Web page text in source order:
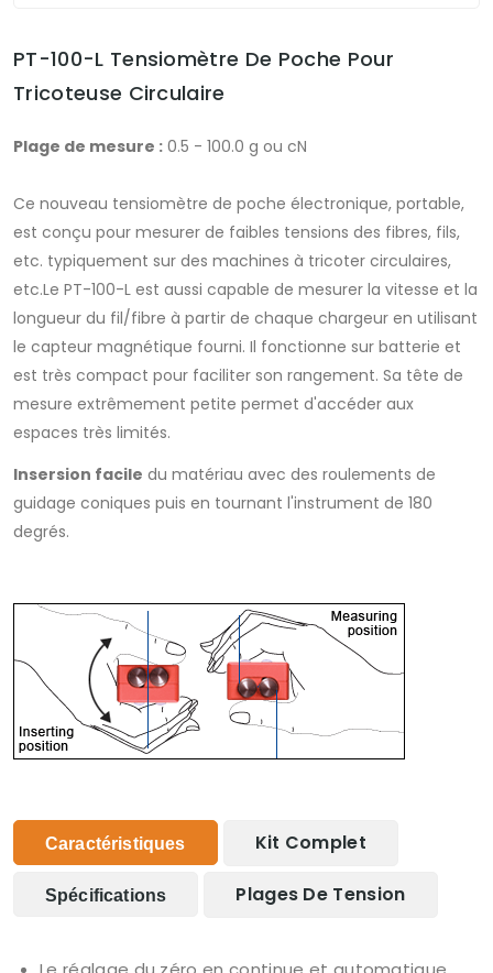
PT-100-L Tensiomètre De Poche Pour
Tricoteuse Circulaire
Plage de mesure : 0.5 - 100.0 g ou cN
Ce nouveau tensiomètre de poche électronique, portable,
est conçu pour mesurer de faibles tensions des fibres, fils,
etc. typiquement sur des machines à tricoter circulaires,
etc.Le PT-100-L est aussi capable de mesurer la vitesse et la
longueur du fil/fibre à partir de chaque chargeur en utilisant
le capteur magnétique fourni. Il fonctionne sur batterie et
est très compact pour faciliter son rangement. Sa tête de
mesure extrêmement petite permet d'accéder aux
espaces très limités.
Insersion facile du matériau avec des roulements de
guidage coniques puis en tournant l'instrument de 180
degrés.
Caractéristiques Kit Complet
Spécifications Plages De Tension